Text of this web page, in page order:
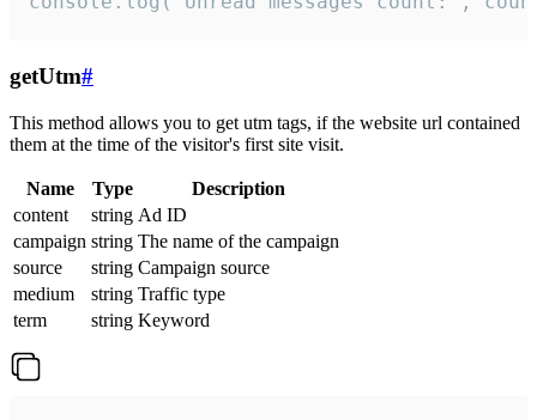
getUtm#
This method allows you to get utm tags, if the website url contained
them at the time of the visitor's first site visit.
Name Type
Description
content
string Ad ID
campaign string The name of the campaign
source
string Campaign source
medium
string Traffic type
term
string Keyword